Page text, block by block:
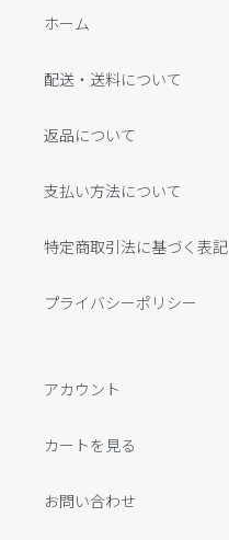
ホーム
配送・送料について
返品について
支払い方法について
特定商取引法に基づく表記
プライバシーポリシー
アカウント
カートを見る
お問い合わせ